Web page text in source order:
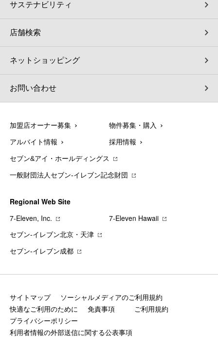
サステナビリティ
店舗検索
ネットショッピング
お問い合わせ
加盟店オーナー募集 物件募集・購入
アルバイト情報 採用情報
セブン&アイ・ホールディングス
一般財団法人セブン-イレブン記念財団
Regional Web Site
7‐Eleven, Inc.
7‐Eleven Hawaii
セブン‐イレブン北京・天津
セブン‐イレブン成都
サイトマップ
ソーシャルメディアのご利用規約
快適なご利用のために
免責事項
ご利用規約
プライバシーポリシー
利用者情報の外部送信に関する公表事項